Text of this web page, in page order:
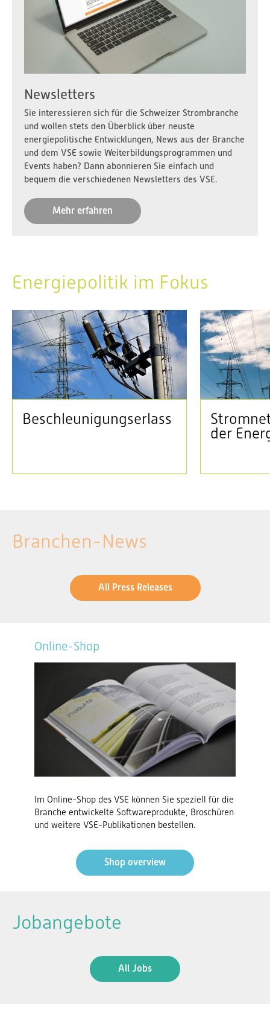
Newsletters
Sie interessieren sich für die Schweizer Strombranche
und wollen stets den Überblick über neuste
energiepolitische Entwicklungen, News aus der Branche
und dem VSE sowie Weiterbildungsprogrammen und
Events haben? Dann abonnieren Sie einfach und
bequem die verschiedenen Newsletters des VSE.
Mehr erfahren
Energiepolitik im Fokus
Beschleunigungserlass
der
Branchen-News
All Press Releases
Online-Shop
Im Online-Shop des VSE können Sie speziell für die
Branche entwickelte Softwareprodukte, Broschüren
und weitere VSE-Publikationen bestellen.
Shop overview
Jobangebote
All Jobs